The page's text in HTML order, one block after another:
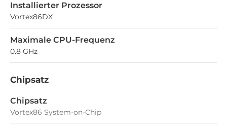
Installierter Prozessor
Vortex86DX
Maximale CPU-Frequenz
0.8 GHz
Chipsatz
Chipsatz
Vortex86 System-on-Chip